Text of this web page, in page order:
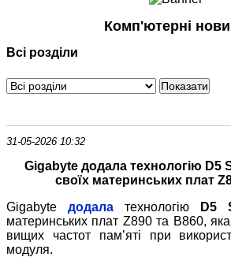
Периферія
Програмне
Комп'ютерні
Всі розділи
31-05-2026 10:32
Gigabyte додала технологію D5
своїх материнських плат
Gigabyteдодала технологію D5
материнських плат Z890 та B860,
вищих частот пам’яті при
модуля.